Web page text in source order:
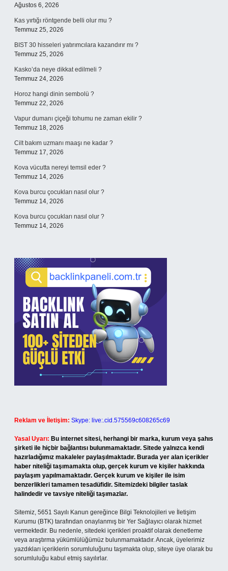
Ağustos 6, 2026
Kas yırtığı röntgende belli olur mu ?
Temmuz 25, 2026
BIST 30 hisseleri yatırımcılara kazandırır mı ?
Temmuz 25, 2026
Kasko’da neye dikkat edilmeli ?
Temmuz 24, 2026
Horoz hangi dinin sembolü ?
Temmuz 22, 2026
Vapur dumanı çiçeği tohumu ne zaman ekilir ?
Temmuz 18, 2026
Cilt bakım uzmanı maaşı ne kadar ?
Temmuz 17, 2026
Kova vücutta nereyi temsil eder ?
Temmuz 14, 2026
Kova burcu çocukları nasıl olur ?
Temmuz 14, 2026
Kova burcu çocukları nasıl olur ?
Temmuz 14, 2026
Reklam ve İletişim: Skype: live:.cid.575569c608265c69
Yasal Uyarı: Bu internet sitesi, herhangi bir marka, kurum veya şahıs
şirketi ile hiçbir bağlantısı bulunmamaktadır. Sitede yalnızca kendi
hazırladığımız makaleler paylaşılmaktadır. Burada yer alan içerikler
haber niteliği taşımamakta olup, gerçek kurum ve kişiler hakkında
paylaşım yapılmamaktadır. Gerçek kurum ve kişiler ile isim
benzerlikleri tamamen tesadüfidir. Sitemizdeki bilgiler taslak
halindedir ve tavsiye niteliği taşımazlar.
Sitemiz, 5651 Sayılı Kanun gereğince Bilgi Teknolojileri ve İletişim
Kurumu (BTK) tarafından onaylanmış bir Yer Sağlayıcı olarak hizmet
vermektedir. Bu nedenle, sitedeki içerikleri proaktif olarak denetleme
veya araştırma yükümlülüğümüz bulunmamaktadır. Ancak, üyelerimiz
yazdıkları içeriklerin sorumluluğunu taşımakta olup, siteye üye olarak bu
sorumluluğu kabul etmiş sayılırlar.